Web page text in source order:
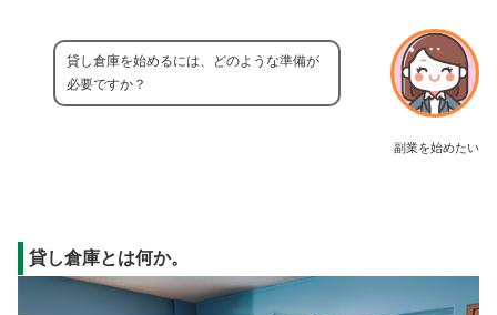
副業を始めたい
貸し倉庫を始めるには、どのような準備が
必要ですか？
貸し倉庫とは何か。